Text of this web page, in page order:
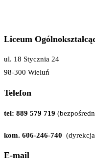
Liceum
ul. 18 Stycznia 24
98-300 Wieluń
Telefon
tel: 889 579 719
kom. 606-246-740
E-mail